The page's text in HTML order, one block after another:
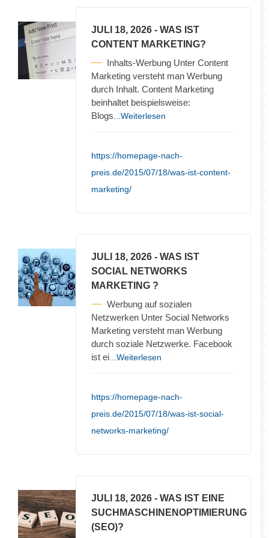
JULI 18, 2026 - WAS IST
CONTENT MARKETING?
Inhalts-Werbung Unter Content
Marketing versteht man Werbung
durch Inhalt. Content Marketing
beinhaltet beispielsweise:
Blogs ...Weiterlesen
https://homepage-nach-
preis.de/2015/07/18/was-ist-content-
marketing/
JULI 18, 2026 - WAS IST
SOCIAL NETWORKS
MARKETING ?
Werbung auf sozialen
Netzwerken Unter Social Networks
Marketing versteht man Werbung
durch soziale Netzwerke. Facebook
ist ei ...Weiterlesen
https://homepage-nach-
preis.de/2015/07/18/was-ist-social-
networks-marketing/
JULI 18, 2026 - WAS IST EINE
SUCHMASCHINENOPTIMIERUNG
(SEO)?